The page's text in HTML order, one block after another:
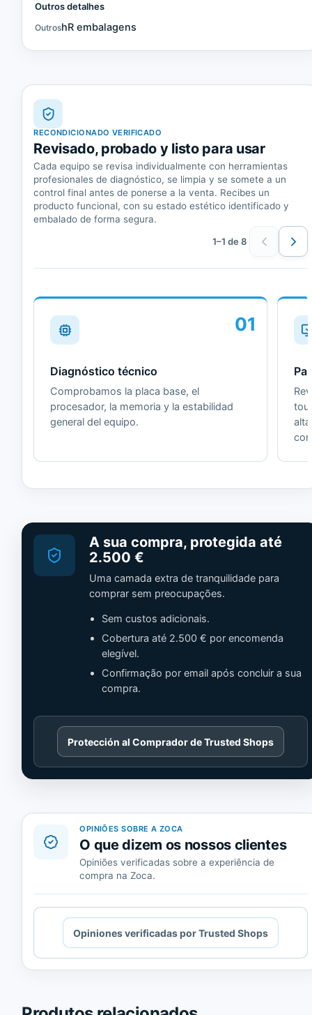
Outros detalhes
OutroshR embalagens
RECONDICIONADO VERIFICADO
Revisado, probado y listo para usar
Cada equipo se revisa individualmente con herramientas
profesionales de diagnóstico, se limpia y se somete a un
control final antes de ponerse a la venta. Recibes un
producto funcional, con su estado estético identificado y
embalado de forma segura.
1–1 de 8
01
Diagnóstico técnico
Comprobamos la placa base, el
procesador, la memoria y la estabilidad
general del equipo.
A sua compra, protegida até
2.500 €
Uma camada extra de tranquilidade para
comprar sem preocupações.
Sem custos adicionais.
Cobertura até 2.500 € por encomenda
elegível.
Confirmação por email após concluir a sua
compra.
Cargando
contenido
de
Trusted
Protección al Comprador de Trusted Shops
OPINIÕES SOBRE A ZOCA
O que dizem os nossos clientes
Opiniões verificadas sobre a experiência de
compra na Zoca.
Cargando
contenido
de
Trusted
Opiniones verificadas por Trusted Shops